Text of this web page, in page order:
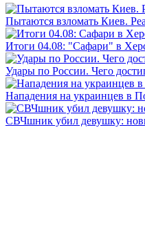
Пытаются взломать Киев.
Итоги 04.08: "Сафари" в
Удары по России. Чего
Нападения на украинцев в
СВЧшник убил девушку: